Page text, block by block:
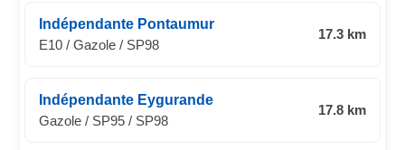
Indépendante Pontaumur
E10 / Gazole / SP98
17.3 km
Indépendante Eygurande
Gazole / SP95 / SP98
17.8 km